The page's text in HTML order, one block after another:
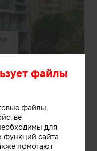
файлы
файлы,
для
функций сайта
помогают